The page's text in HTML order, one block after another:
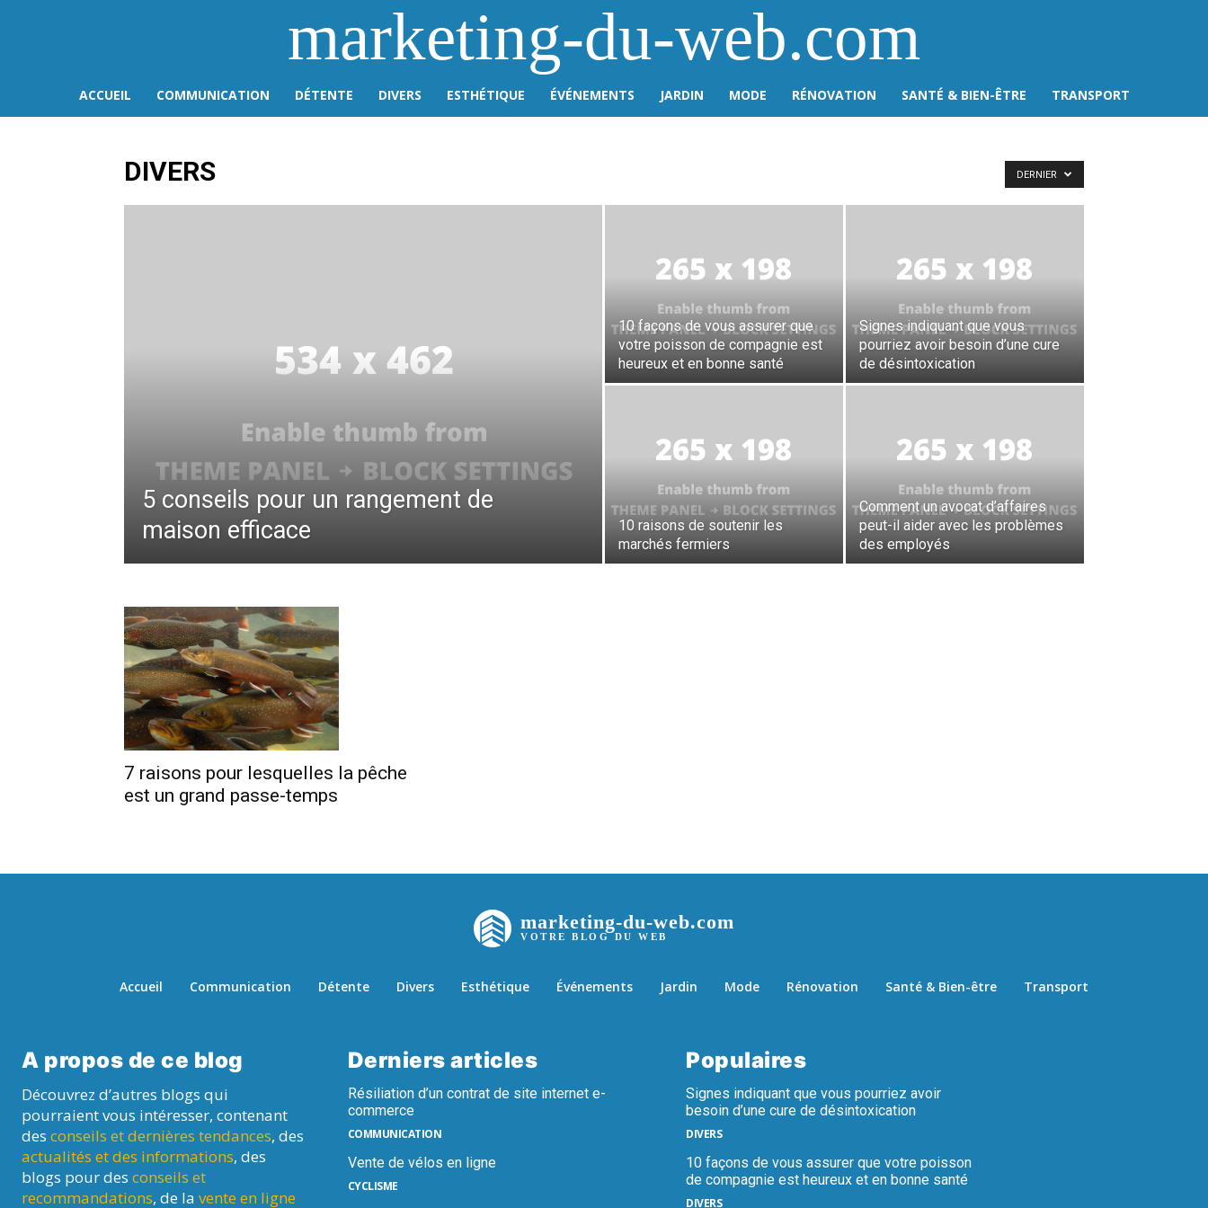
marketing-du-web.com
ACCUEIL COMMUNICATION DÉTENTE DIVERS ESTHÉTIQUE ÉVÉNEMENTS JARDIN MODE RÉNOVATION SANTÉ & BIEN-ÊTRE TRANSPORT
DIVERS DERNIER
5 conseils pour un rangement de
maison efficace
10 façons de vous assurer que
votre poisson de compagnie est
heureux et en bonne santé
Signes indiquant que vous
pourriez avoir besoin d’une cure
de désintoxication
10 raisons de soutenir les
marchés fermiers
Comment un avocat d’affaires
peut-il aider avec les problèmes
des employés
7 raisons pour lesquelles la pêche
est un grand passe-temps
marketing-du-web.com
VOTRE BLOG DU WEB
Accueil Communication Détente Divers Esthétique Événements Jardin Mode Rénovation Santé & Bien-être Transport
A propos de ce blog
Découvrez d’autres blogs qui
pourraient vous intéresser, contenant
des conseils et dernières tendances, des
actualités et des informations, des
blogs pour des conseils et
recommandations, de la vente en ligne
Derniers articles
Résiliation d’un contrat de site internet e-
commerce
COMMUNICATION
Vente de vélos en ligne
CYCLISME
Populaires
Signes indiquant que vous pourriez avoir
besoin d’une cure de désintoxication
DIVERS
10 façons de vous assurer que votre poisson
de compagnie est heureux et en bonne santé
DIVERS